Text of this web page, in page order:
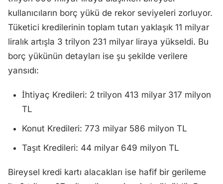
kullanıcıların borç yükü de rekor seviyeleri zorluyor.
Tüketici kredilerinin toplam tutarı yaklaşık 11 milyar
liralık artışla 3 trilyon 231 milyar liraya yükseldi. Bu
borç yükünün detayları ise şu şekilde verilere
yansıdı:
İhtiyaç Kredileri: 2 trilyon 413 milyar 317 milyon
TL
Konut Kredileri: 773 milyar 586 milyon TL
Taşıt Kredileri: 44 milyar 649 milyon TL
Bireysel kredi kartı alacakları ise hafif bir gerileme